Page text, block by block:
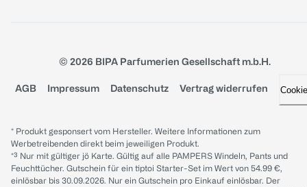
© 2026 BIPA Parfumerien Gesellschaft m.b.H.
AGB Impressum Datenschutz Vertrag widerrufen
* Produkt gesponsert vom Hersteller. Weitere Informationen zum
Werbetreibenden direkt beim jeweiligen Produkt.
*³ Nur mit gültiger jö Karte. Gültig auf alle PAMPERS Windeln, Pants und
Feuchttücher. Gutschein für ein tiptoi Starter-Set im Wert von 54.99 €,
einlösbar bis 30.09.2026. Nur ein Gutschein pro Einkauf einlösbar. Der